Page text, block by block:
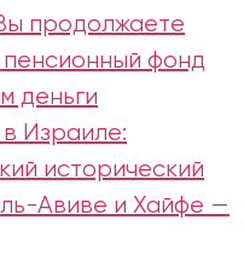
продолжаете
фонд
деньги
в Израиле:
исторический
Авиве и Хайфе —